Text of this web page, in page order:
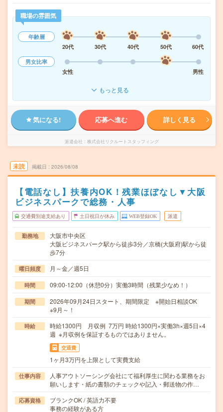
職場の雰囲気
年齢層
20代
30代 40代 50代
60代
男女比率
女性
男性
もっと見る
気になる! 応募へ進む 詳しく見る
派遣会社 株式会社リクルートスタッフィング
未読 掲載日 2026/08/08
【電話なし】扶養内OK！残業ほぼなし▼大阪
ビジネスパークで総務・人事
交通費別途支給あり 土日祝日が休み WEB登録OK 派遣
勤務地
大阪市中央区
大阪ビジネスパーク駅から徒歩3分／京橋(大阪府)駅から徒
歩7分
曜日頻度 月～金／週5日
時間 09:00-12:00（休憩0分）実働3時間（残業少なめ！）
期間
2026年09月24日スタート、期間限定 ※開始日相談OK
※9月～！
時給
時給1300円 月収例 7万円 時給1300円×実働3h×週5日×4
週 ※月収例を保証するものではありません。
交通費
1ヶ月3万円を上限として実費支給
仕事内容
人事アウトソーシング会社にて福利厚生に関わる業務をお
願いします・紙の書類のチェックや記入・郵送物の作…
応募資格
ブランクOK / 英語力不要
事務の経験がある方